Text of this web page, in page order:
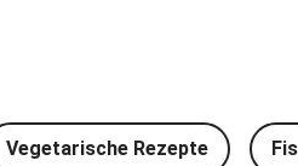
Vegetarische Rezepte